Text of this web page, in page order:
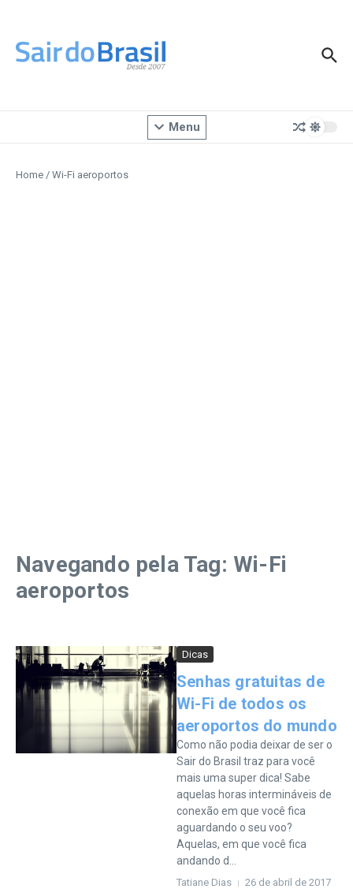
Menu
Home / Wi-Fi aeroportos
Navegando pela Tag: Wi-Fi
aeroportos
Dicas
Senhas gratuitas de
Wi-Fi de todos os
aeroportos do mundo
Como não podia deixar de ser o
Sair do Brasil traz para você
mais uma super dica! Sabe
aquelas horas intermináveis de
conexão em que você fica
aguardando o seu voo?
Aquelas, em que você fica
andando d...
Tatiane Dias 26 de abril de 2017